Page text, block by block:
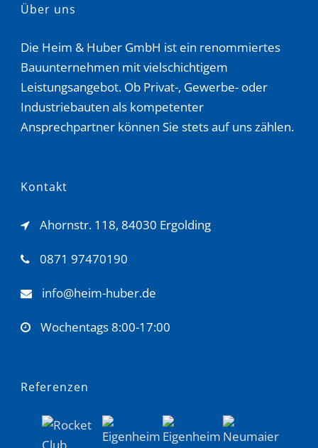
Über uns
Die Heim & Huber GmbH ist ein renommiertes
Bauunternehmen mit vielschichtigem
Leistungsangebot. Ob Privat-, Gewerbe- oder
Industriebauten als kompetenter
Ansprechpartner können Sie stets auf uns zählen.
Kontakt
Ahornstr. 118, 84030 Ergolding
0871 97470190
info@heim-huber.de
Wochentags 8:00-17:00
Referenzen